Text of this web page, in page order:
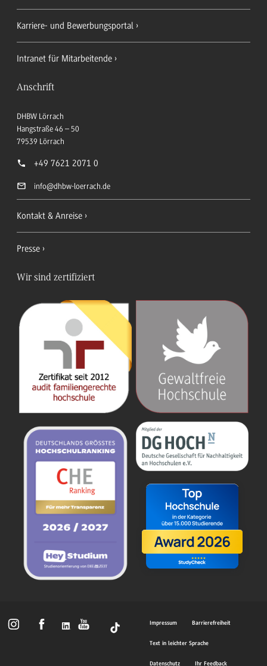
Karriere- und Bewerbungsportal
Intranet für Mitarbeitende
Anschrift
DHBW Lörrach
Hangstraße 46 – 50
79539 Lörrach
+49 7621 2071 0
info@dhbw-loerrach.de
Kontakt & Anreise
Presse
Wir sind zertifiziert
Impressum Barrierefreiheit
Text in leichter Sprache
Datenschutz Ihr Feedback